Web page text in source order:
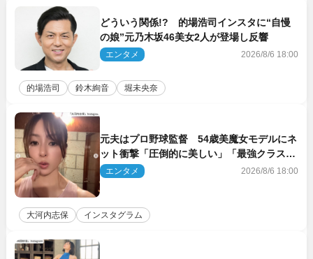
どういう関係!? 的場浩司インスタに“自慢
の娘”元乃木坂46美女2人が登場し反響
エンタメ 2026/8/6 18:00
的場浩司 鈴木絢音 堀未央奈
元夫はプロ野球監督 54歳美魔女モデルにネ
ット衝撃「圧倒的に美しい」「最強クラス」
「うっとり」
エンタメ 2026/8/6 18:00
大河内志保 インスタグラム